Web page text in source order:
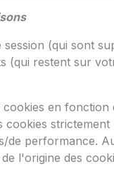
(qui sont
(qui restent sur
en
de performance.
l'origine des